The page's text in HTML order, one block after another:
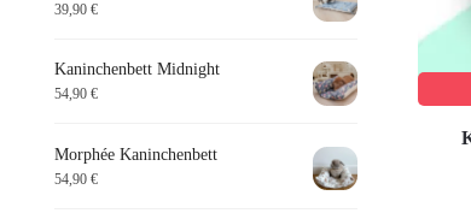
39,90 €
Kaninchenbett Midnight
54,90 €
Morphée Kaninchenbett
54,90 €